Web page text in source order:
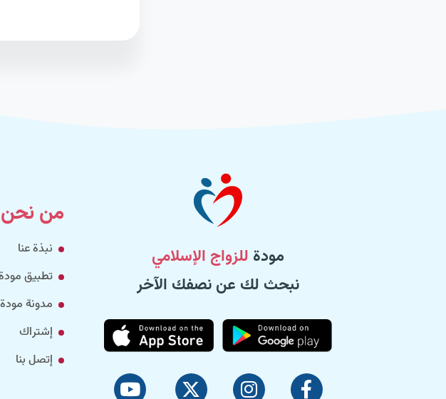
مودة للزواج الإسلامي
نبحث لك عن نصفك الآخر
من
نبذة عنا
تطبيق
مدونة مودة
إشتراك
إتصل بنا